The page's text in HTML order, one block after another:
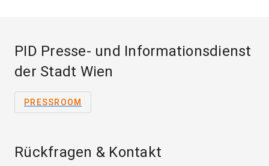
PID Presse- und Informationsdienst
der Stadt Wien
PRESSROOM
Rückfragen & Kontakt